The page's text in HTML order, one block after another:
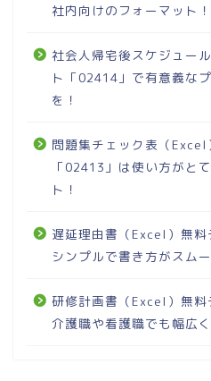
社内向けのフォーマット！
社会人帰宅後スケジュー
ト「02414」で有意義な
を！
問題集チェック表（Excel
「02413」は使い方がと
ト！
遅延理由書（Excel）無
シンプルで書き方がスム
研修計画書（Excel）無
介護職や看護職でも幅広